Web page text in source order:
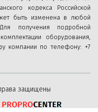
кодекса Российской
быть изменена в любой
получения подробной
оборудования,
компании по телефону: +7
защищены